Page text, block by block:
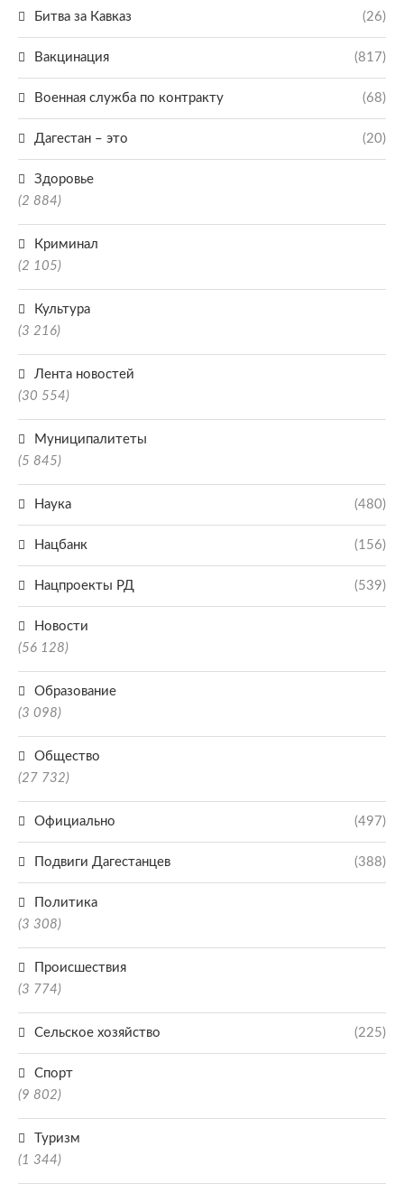
Битва за Кавказ (26)
Вакцинация (817)
Военная служба по контракту (68)
Дагестан – это (20)
Здоровье
(2 884)
Криминал
(2 105)
Культура
(3 216)
Лента новостей
(30 554)
Муниципалитеты
(5 845)
Наука (480)
Нацбанк (156)
Нацпроекты РД (539)
Новости
(56 128)
Образование
(3 098)
Общество
(27 732)
Официально (497)
Подвиги Дагестанцев (388)
Политика
(3 308)
Происшествия
(3 774)
Сельское хозяйство (225)
Спорт
(9 802)
Туризм
(1 344)